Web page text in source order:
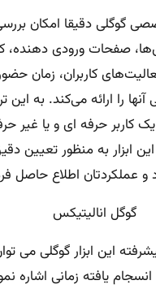
گوگلی دقیقا امکان
صفحات ورودی دهنده،
کاربران، زمان
را ارائه می‌کند. به این
کاربر حرفه ای و یا غیر
ابزار به منظور تعیین
عملکردتان اطلاع حاصل
گوگل انالیتیکس
این ابزار گوگلی می
یافته زمانی اشاره